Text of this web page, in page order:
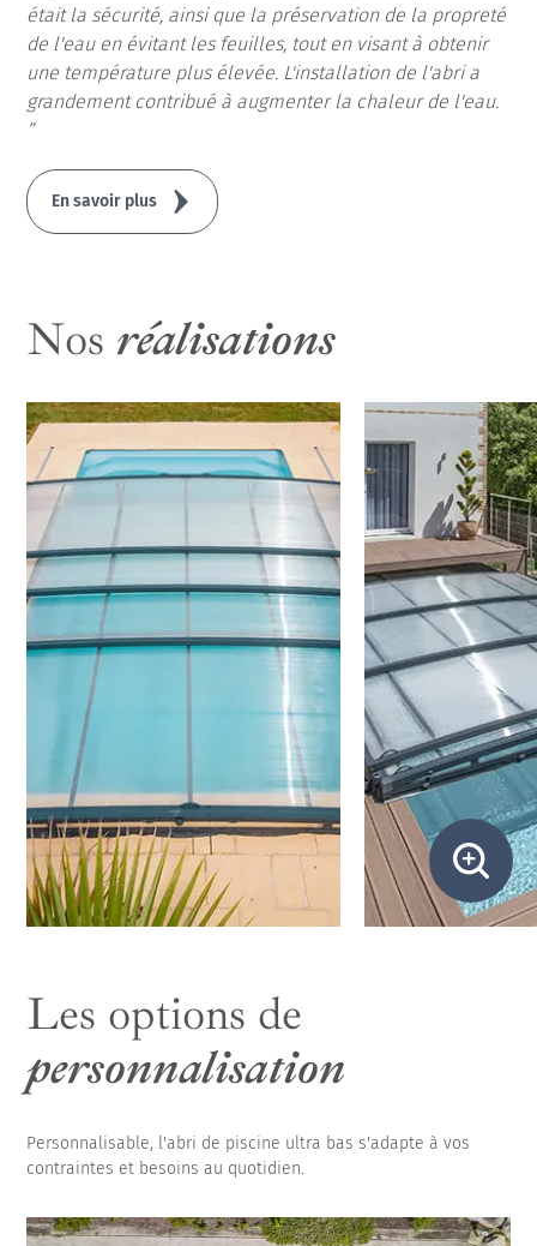
était la sécurité, ainsi que la préservation de la propreté
de l'eau en évitant les feuilles, tout en visant à obtenir
une température plus élevée. L'installation de l'abri a
grandement contribué à augmenter la chaleur de l'eau.
En savoir plus
Nos réalisations
Les options de
personnalisation
Personnalisable, l'abri de piscine ultra bas s'adapte à vos
contraintes et besoins au quotidien.